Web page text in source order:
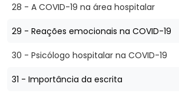
28 - A COVID-19 na área hospitalar
29 - Reações emocionais na COVID-19
30 - Psicólogo hospitalar na COVID-19
31 - Importância da escrita